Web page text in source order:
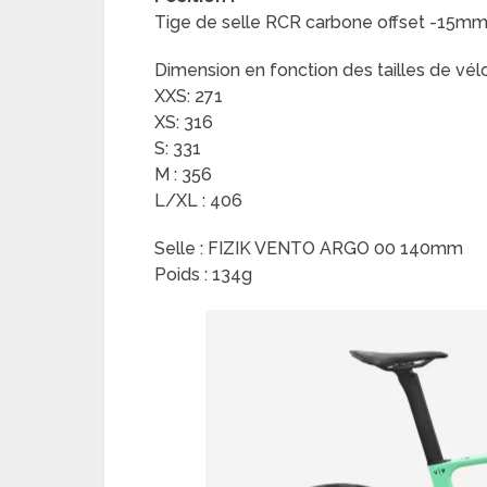
Tige de selle RCR carbone offset -15mm
Dimension en fonction des tailles de
XXS: 271
XS: 316
S: 331
M : 356
L/XL : 406
Selle : FIZIK VENTO ARGO 00 140mm
Poids : 134g